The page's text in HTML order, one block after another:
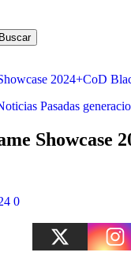
Buscar
2024+CoD
Pasadas
Showcase
0